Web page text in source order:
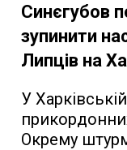
Синєгубов
зупинити
Липців на
У
Окрему